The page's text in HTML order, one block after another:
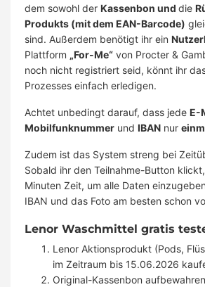
dem sowohl der Kassenbon und die
Produkts (mit dem EAN-Barcode)
sind. Außerdem benötigt ihr ein
Plattform „For-Me“ von Procter &
noch nicht registriert seid, könnt ihr
Prozesses einfach erledigen.
Achtet unbedingt darauf, dass jede E-
Mobilfunknummer und IBAN nur
Zudem ist das System streng bei
Sobald ihr den Teilnahme-Button
Minuten Zeit, um alle Daten
IBAN und das Foto am besten schon
Lenor Waschmittel gratis
Lenor Aktionsprodukt (Pods,
im Zeitraum bis 15.06.2026
Original-Kassenbon aufbewahren